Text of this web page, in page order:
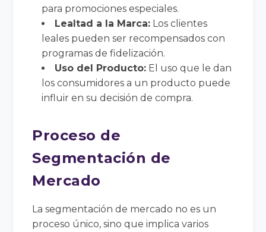
para promociones especiales.
Lealtad a la Marca: Los clientes
leales pueden ser recompensados con
programas de fidelización.
Uso del Producto: El uso que le dan
los consumidores a un producto puede
influir en su decisión de compra.
Proceso de
Segmentación de
Mercado
La segmentación de mercado no es un
proceso único, sino que implica varios